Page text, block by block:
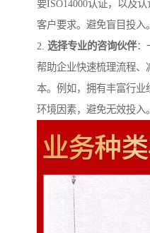
要ISO14000认证，以及
客户要求。避免盲目投入。
2. 选择专业的咨询伙伴：
帮助企业快速梳理流程
本。例如，拥有丰富行
环境因素，避免无效投入。